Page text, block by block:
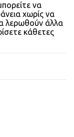
να
χωρίς να
λερωθούν άλλα
κάθετες